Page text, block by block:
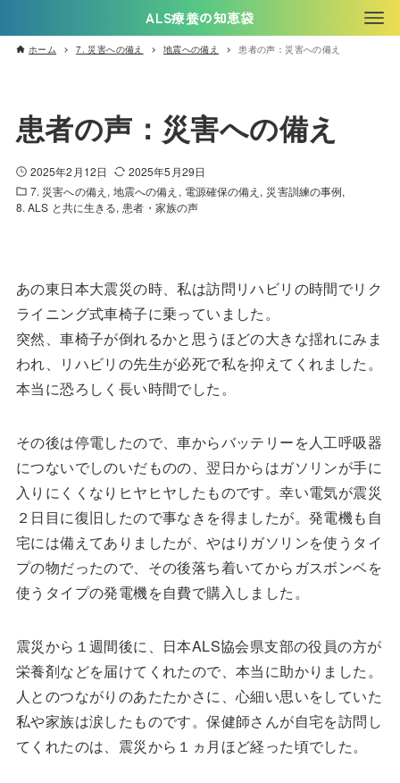
ALS療養の知恵袋
ホーム 7. 災害への備え 地震への備え 患者の声：災害への備え
患者の声：災害への備え
2025年2月12日
2025年5月29日
7. 災害への備え
地震への備え 電源確保の備え
災害訓練の事例
8. ALS と共に生きる 患者・家族の声
あの東日本大震災の時、私は訪問リハビリの時間でリク
ライニング式車椅子に乗っていました。
突然、車椅子が倒れるかと思うほどの大きな揺れにみま
われ、リハビリの先生が必死で私を抑えてくれました。
本当に恐ろしく長い時間でした。
その後は停電したので、車からバッテリーを人工呼吸器
につないでしのいだものの、翌日からはガソリンが手に
入りにくくなりヒヤヒヤしたものです。幸い電気が震災
２日目に復旧したので事なきを得ましたが。発電機も自
宅には備えてありましたが、やはりガソリンを使うタイ
プの物だったので、その後落ち着いてからガスボンベを
使うタイプの発電機を自費で購入しました。
震災から１週間後に、日本ALS協会県支部の役員の方が
栄養剤などを届けてくれたので、本当に助かりました。
人とのつながりのあたたかさに、心細い思いをしていた
私や家族は涙したものです。保健師さんが自宅を訪問し
てくれたのは、震災から１ヵ月ほど経った頃でした。